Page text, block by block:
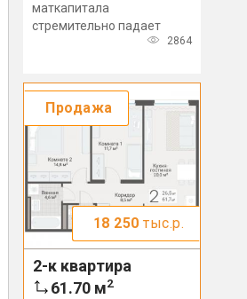
маткапитала
стремительно падает
2864
Продажа
18 250 тыс.р.
2-к квартира
61.70 м2